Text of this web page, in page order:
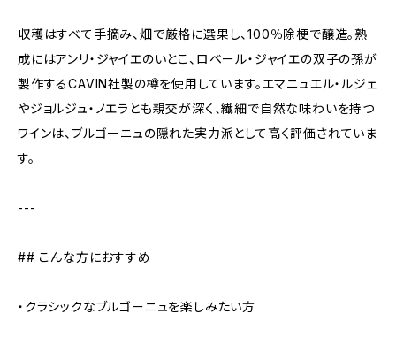
収穫はすべて手摘み、畑で厳格に選果し、100％除梗で醸造。熟
成にはアンリ・ジャイエのいとこ、ロベール・ジャイエの双子の孫が
製作するCAVIN社製の樽を使用しています。エマニュエル・ルジェ
やジョルジュ・ノエラとも親交が深く、繊細で自然な味わいを持つ
ワインは、ブルゴーニュの隠れた実力派として高く評価されていま
す。
---
## こんな方におすすめ
・クラシックなブルゴーニュを楽しみたい方